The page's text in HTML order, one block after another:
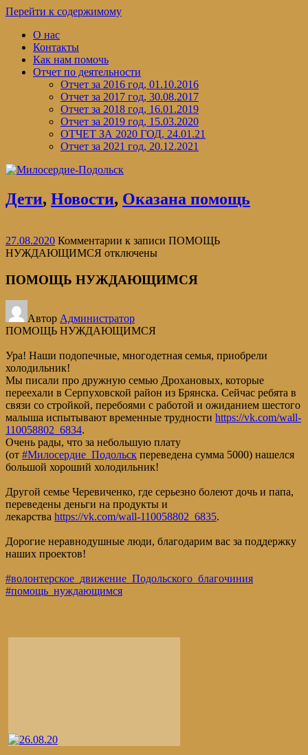
Перейти к содержимому
О нас
Контакты
Как нам помочь
Отчет по деятельности
Отчет за 2016 год, 01.10.2016
Отчет за 2017 год, 30.08.2017
Отчет за 2018 год, 16.01.2019
Отчет за 2019 год, 15.03.2020
ОТЧЕТ ЗА 2020 ГОД, 24.01.21
Отчет за 2021 год, 20.12.2021
Дети, Новости, Оказана помощь
27.08.2020 Комментарии к записи ПОМОЩЬ
НУЖДАЮЩИМСЯ отключены
ПОМОЩЬ НУЖДАЮЩИМСЯ
Автор Администратор
ПОМОЩЬ НУЖДАЮЩИМСЯ
Ура! Наши подопечные, многодетная семья, приобрели
холодильник!
Мы писали про дружную семью Дрохановых, которые
переехали в Серпуховской район из Брянска. Сейчас ребята в
связи со стройкой, перебоями с работой и ожиданием шестого
малыша испытывают временные трудности https://vk.com/wall-
110058802_6834.
Очень рады, что за небольшую плату
(от #Милосердие_Подольск переведена сумма 5000) нашелся
большой хороший холодильник!
Другой семье Черевиченко, где серьезно болеют дочь и папа,
переведены деньги на продукты и
лекарства https://vk.com/wall-110058802_6835.
Дорогие неравнодушные люди, благодарим вас за поддержку
наших проектов!
#волонтерское_движение_Подольского_благочиния
#помощь_нуждающимся